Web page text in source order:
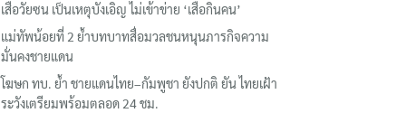
เสือวัยซน เป็นเหตุบังเอิญ ไม่เข้าข่าย ‘เสือกินคน’
แม่ทัพน้อยที่ 2 ย้ำบทบาทสื่อมวลชนหนุนภารกิจความ
มั่นคงชายแดน
โฆษก ทบ. ย้ำ ชายแดนไทย–กัมพูชา ยังปกติ ยัน ไทยเฝ้า
ระวังเตรียมพร้อมตลอด 24 ชม.